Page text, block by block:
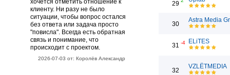
хочется отметить отношение к
клиенту. Ни разу не было
ситуации, чтобы вопрос остался
без ответа или задача просто
"повисла". Всегда есть обратная
связь и понимание, что
происходит с проектом.
2026-07-03 от: Королёв Александр
29
30
Astra Media
31 -4 ELiTES
32
VZLЁTMEDIA